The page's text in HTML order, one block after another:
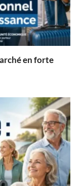
en forte